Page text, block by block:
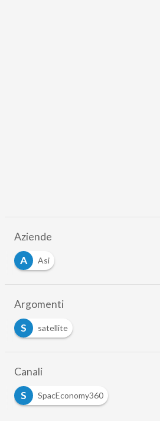
Aziende
A
Asi
Argomenti
S
satellite
Canali
S
SpacEconomy360